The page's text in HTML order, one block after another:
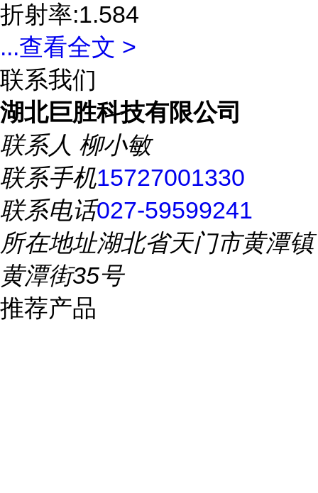
折射率:1.584
...查看全文 >
联系我们
湖北巨胜科技有限公司
联系人 柳小敏
联系手机15727001330
联系电话027-59599241
所在地址湖北省天门市黄潭镇
黄潭街35号
推荐产品